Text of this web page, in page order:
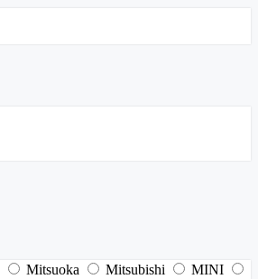
Mitsuoka Mitsubishi
MINI